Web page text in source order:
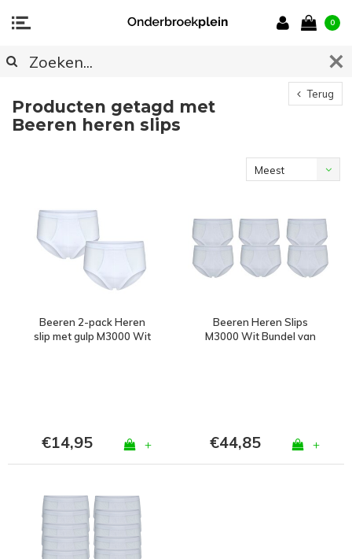
0
Terug
Producten getagd met
Beeren heren slips
Meest
Beeren 2-pack Heren
slip met gulp M3000 Wit
€14,95 +
Beeren Heren Slips
M3000 Wit Bundel van
€44,85 +